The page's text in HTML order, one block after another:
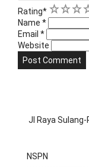
Rating* 4
3
2
1
Name *
Email *
Website
Jl Raya Sulang-
NSPN